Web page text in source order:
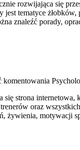
rozwijająca się
tematyce
znaleźć porady,
komentowania
strona
oraz
żywienia, motywacji